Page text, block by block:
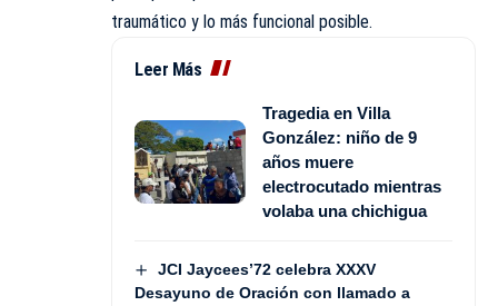
traumático y lo más funcional posible.
Leer Más
Tragedia en Villa
González: niño de 9
años muere
electrocutado mientras
volaba una chichigua
JCI Jaycees’72 celebra XXXV
Desayuno de Oración con llamado a